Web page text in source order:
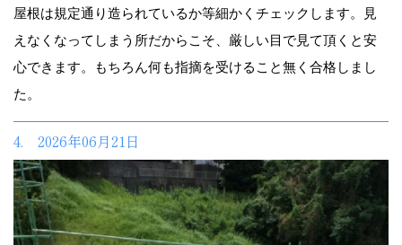
屋根は規定通り造られているか等細かくチェックします。見
えなくなってしまう所だからこそ、厳しい目で見て頂くと安
心できます。もちろん何も指摘を受けること無く合格しまし
た。
4. 2026年06月21日